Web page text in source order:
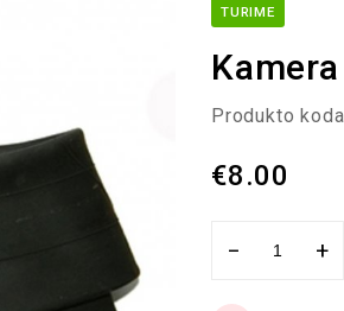
TURIME
Produkto
€8.00
− +